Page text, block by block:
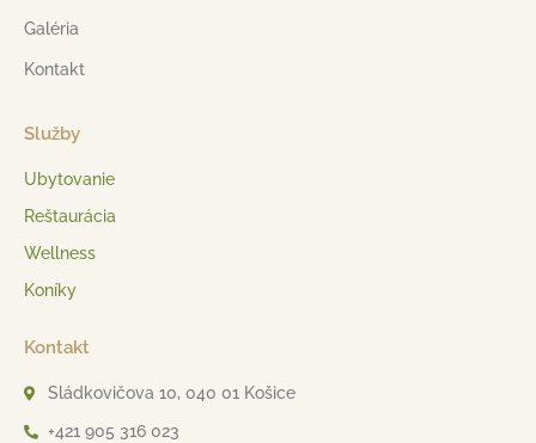
Galéria
Kontakt
Služby
Ubytovanie
Reštaurácia
Wellness
Koníky
Kontakt
Sládkovičova 10, 040 01 Košice
+421 905 316 023